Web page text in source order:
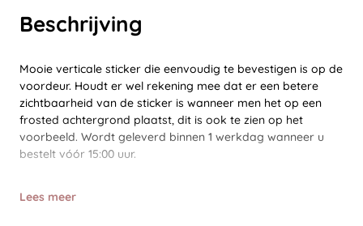
Beschrijving
Mooie verticale sticker die eenvoudig te bevestigen is op de
voordeur. Houdt er wel rekening mee dat er een betere
zichtbaarheid van de sticker is wanneer men het op een
frosted achtergrond plaatst, dit is ook te zien op het
voorbeeld. Wordt geleverd binnen 1 werkdag wanneer u
bestelt vóór 15:00 uur.
Lees meer